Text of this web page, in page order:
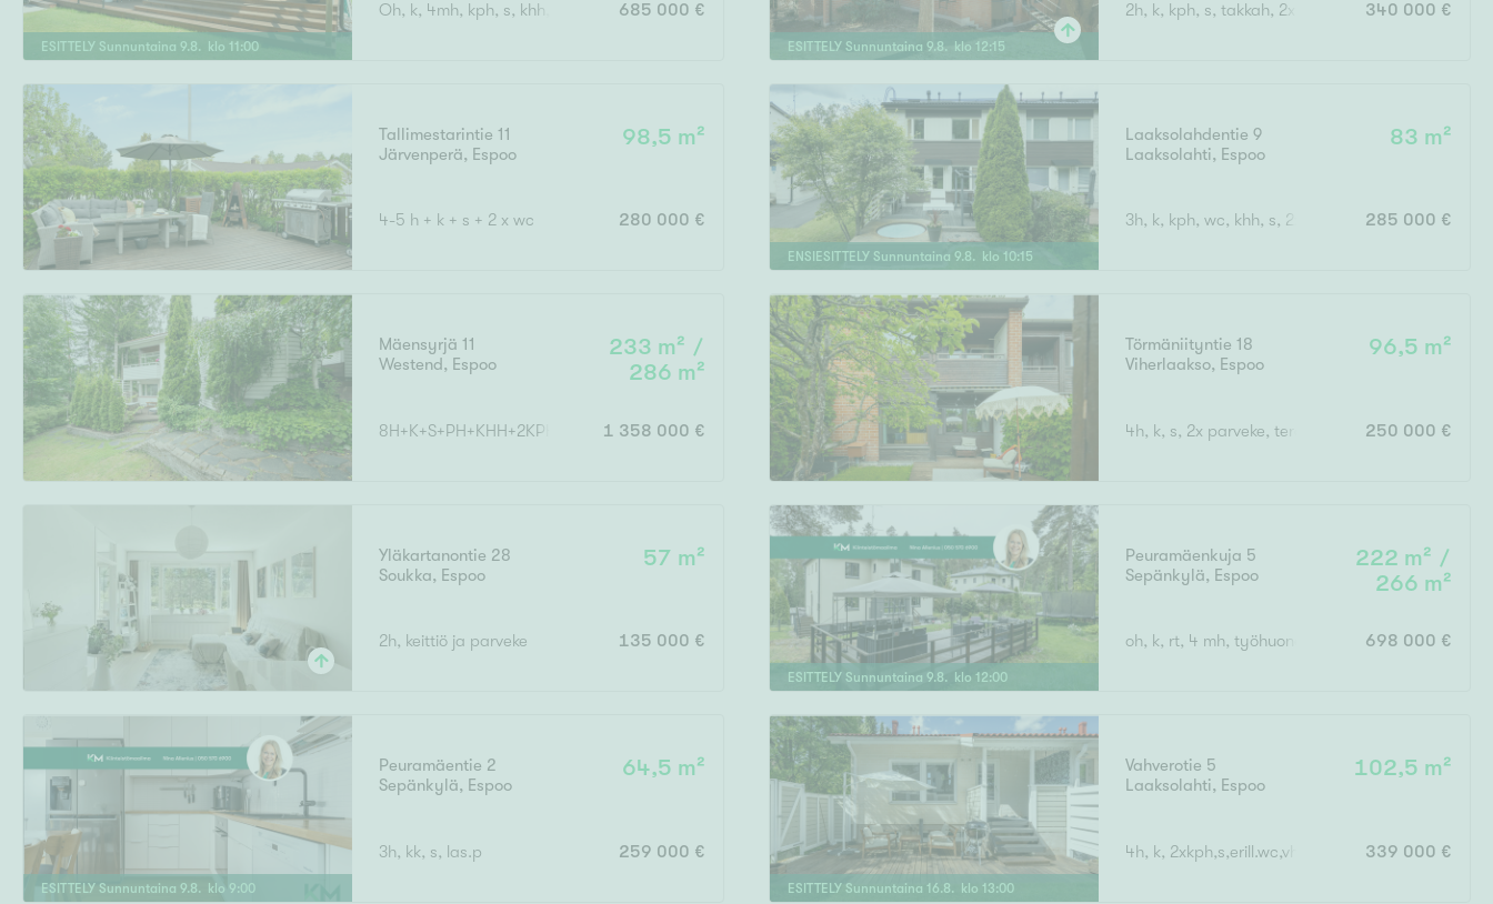
Uudiskohteet
Vain uudiskohteet
Arvokohteet
Vain arvokohteet
Kunto
Välttävä
Parveke
ESITTELY Sunnuntaina 9.8. klo 11 :00
Oh, k, 4mh, kph, s, khh, erill.wc, vh685 000 €
ESITTELY Sunnuntaina 9.8. klo 12:15
2h, k, kph, s, takkah, 2x wc, askartelutila,
340 000 €
Tallimestarintie 11
Järvenperä, Espoo
98,5 m²
4-5 h + k + s + 2 x wc 280 000 €
ENSIESITTELY Sunnuntaina 9.8. klo 10:15
Laaksolahdentie 9
Laaksolahti, Espoo
83 m²
3h, k, kph, wc, khh, s, 2x vh, las.p, varasto
285 000 €
Mäensyrjä 11
Westend, Espoo
233 m² /
286 m²
8H+K+S+PH+KHH+2KPH+3WC+AUTOTALLI+VAR
1 358 000 €
Törmäniityntie 18
Viherlaakso, Espoo
96,5 m²
4h, k, s, 2x parveke, terassi 250 000 €
Yläkartanontie 28
Soukka, Espoo
57 m²
2h, keittiö ja parveke 135 000 €
ESITTELY Sunnuntaina 9.8. klo 12:00
Peuramäenkuja 5
Sepänkylä, Espoo
222 m² /
266 m²
oh, k, rt, 4 mh, työhuone, saunaosasto, th,
698 000 €
ESITTELY Sunnuntaina 9.8. klo 9:00
Peuramäentie 2
Sepänkylä, Espoo
64,5 m²
3h, kk, s, las.p 259 000 €
ESITTELY Sunnuntaina 16.8. klo 13:00
Vahverotie 5
Laaksolahti, Espoo
102,5 m²
4h, k, 2xkph,s,erill.wc,vh,kuisti/terassi,piha
339 000 €